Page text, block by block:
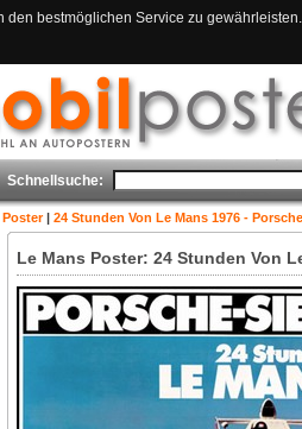
den bestmöglichen Service zu
Schnellsuche:
Poster| 24 Stunden Von Le Mans 1976 -
Le Mans Poster: 24 Stunden Von